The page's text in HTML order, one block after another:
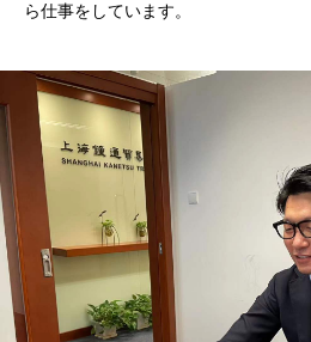
福利厚生
健康経営
子育て支援
RECRUIT
CORPORATE SITE
HOME COMPANY BUSINESS
ら仕事をしています。